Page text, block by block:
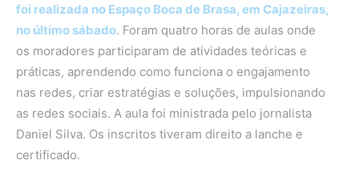
foi realizada no Espaço Boca de Brasa, em Cajazeiras,
no último sábado. Foram quatro horas de aulas onde
os moradores participaram de atividades teóricas e
práticas, aprendendo como funciona o engajamento
nas redes, criar estratégias e soluções, impulsionando
as redes sociais. A aula foi ministrada pelo jornalista
Daniel Silva. Os inscritos tiveram direito a lanche e
certificado.